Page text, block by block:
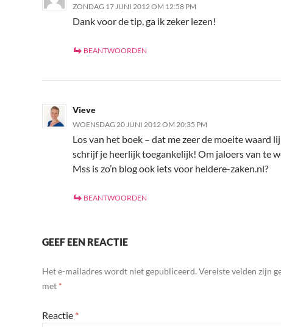
ZONDAG 17 JUNI 2012 OM 12:58 PM
Dank voor de tip, ga ik zeker lezen!
BEANTWOORDEN
Vieve
WOENSDAG 20 JUNI 2012 OM 20:35 PM
Los van het boek – dat me zeer de moeite waard
schrijf je heerlijk toegankelijk! Om jaloers van te
Mss is zo’n blog ook iets voor heldere-zaken.nl?
BEANTWOORDEN
GEEF EEN REACTIE
Het e-mailadres wordt niet gepubliceerd. Vereiste velden zijn
met *
Reactie *